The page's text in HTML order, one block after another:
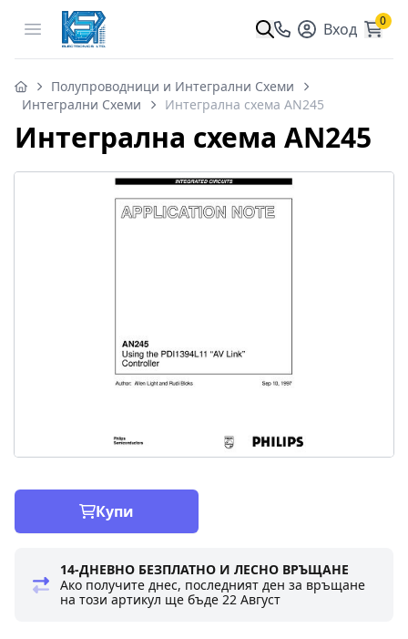
Open menu Вход 0
Полупроводници и Интегрални Схеми
Интегрални Схеми
Интегрална схема AN245
Интегрална схема AN245
Купи
14-ДНЕВНО БЕЗПЛАТНО И ЛЕСНО ВРЪЩАНЕ
Ако получите днес, последният ден за връщане
на този артикул ще бъде22 Август